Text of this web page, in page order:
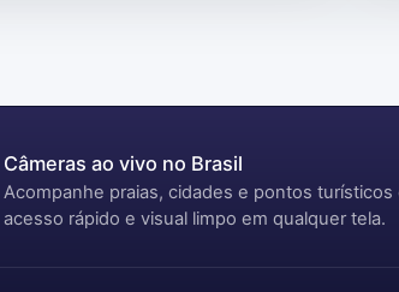
Câmeras ao vivo no Brasil
Acompanhe praias, cidades e pontos turísticos
acesso rápido e visual limpo em qualquer tela.